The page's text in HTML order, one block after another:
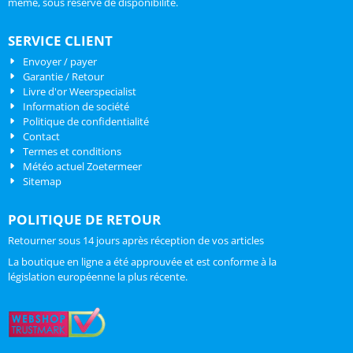
SERVICE CLIENT
Envoyer / payer
Garantie / Retour
Livre d'or Weerspecialist
Information de société
Politique de confidentialité
Contact
Termes et conditions
Météo actuel Zoetermeer
Sitemap
POLITIQUE DE RETOUR
Retourner sous 14 jours après réception de vos articles
La boutique en ligne a été approuvée et est conforme à la
législation européenne la plus récente.